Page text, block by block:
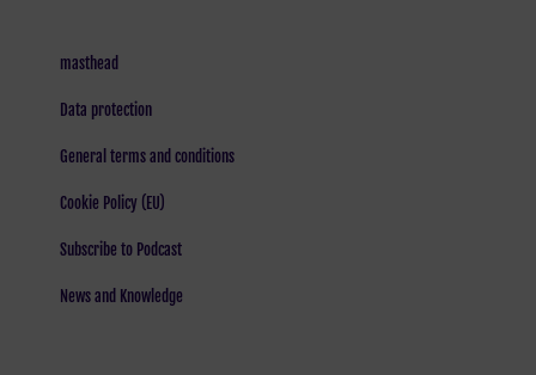
masthead
Data protection
General terms and conditions
Cookie Policy (EU)
Subscribe to Podcast
News and Knowledge